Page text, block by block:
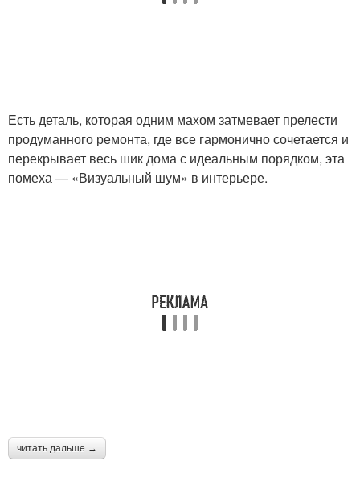
Есть деталь, которая одним махом затмевает прелести
продуманного ремонта, где все гармонично сочетается и
перекрывает весь шик дома с идеальным порядком, эта
помеха — «Визуальный шум» в интерьере.
читать дальше →